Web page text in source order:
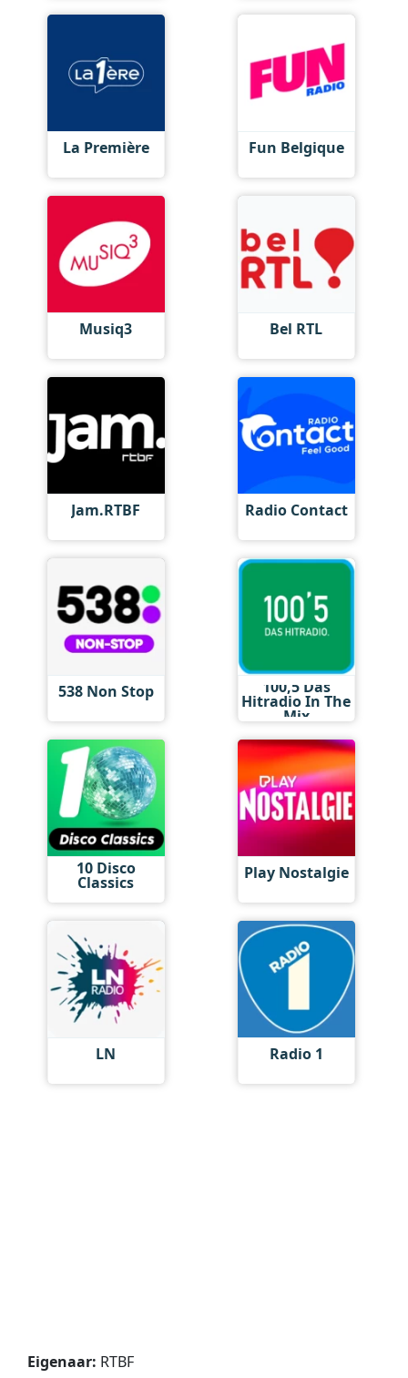
La Première Fun Belgique
Musiq3 Bel RTL
Jam.RTBF Radio Contact
538 Non Stop 100,5 Das
Hitradio In The
Mix
10 Disco
Classics Play Nostalgie
LN Radio 1
Eigenaar: RTBF